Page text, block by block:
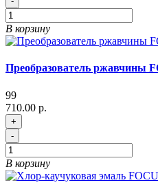
В корзину
Преобразователь ржавчины
99
710.00 р.
+
-
В корзину